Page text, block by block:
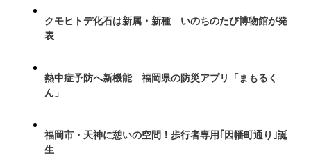
クモヒトデ化石は新属・新種 いのちのたび博物館が発
表
熱中症予防へ新機能 福岡県の防災アプリ「まもるく
ん」
福岡市・天神に憩いの空間！歩行者専用｢因幡町通り｣誕
生